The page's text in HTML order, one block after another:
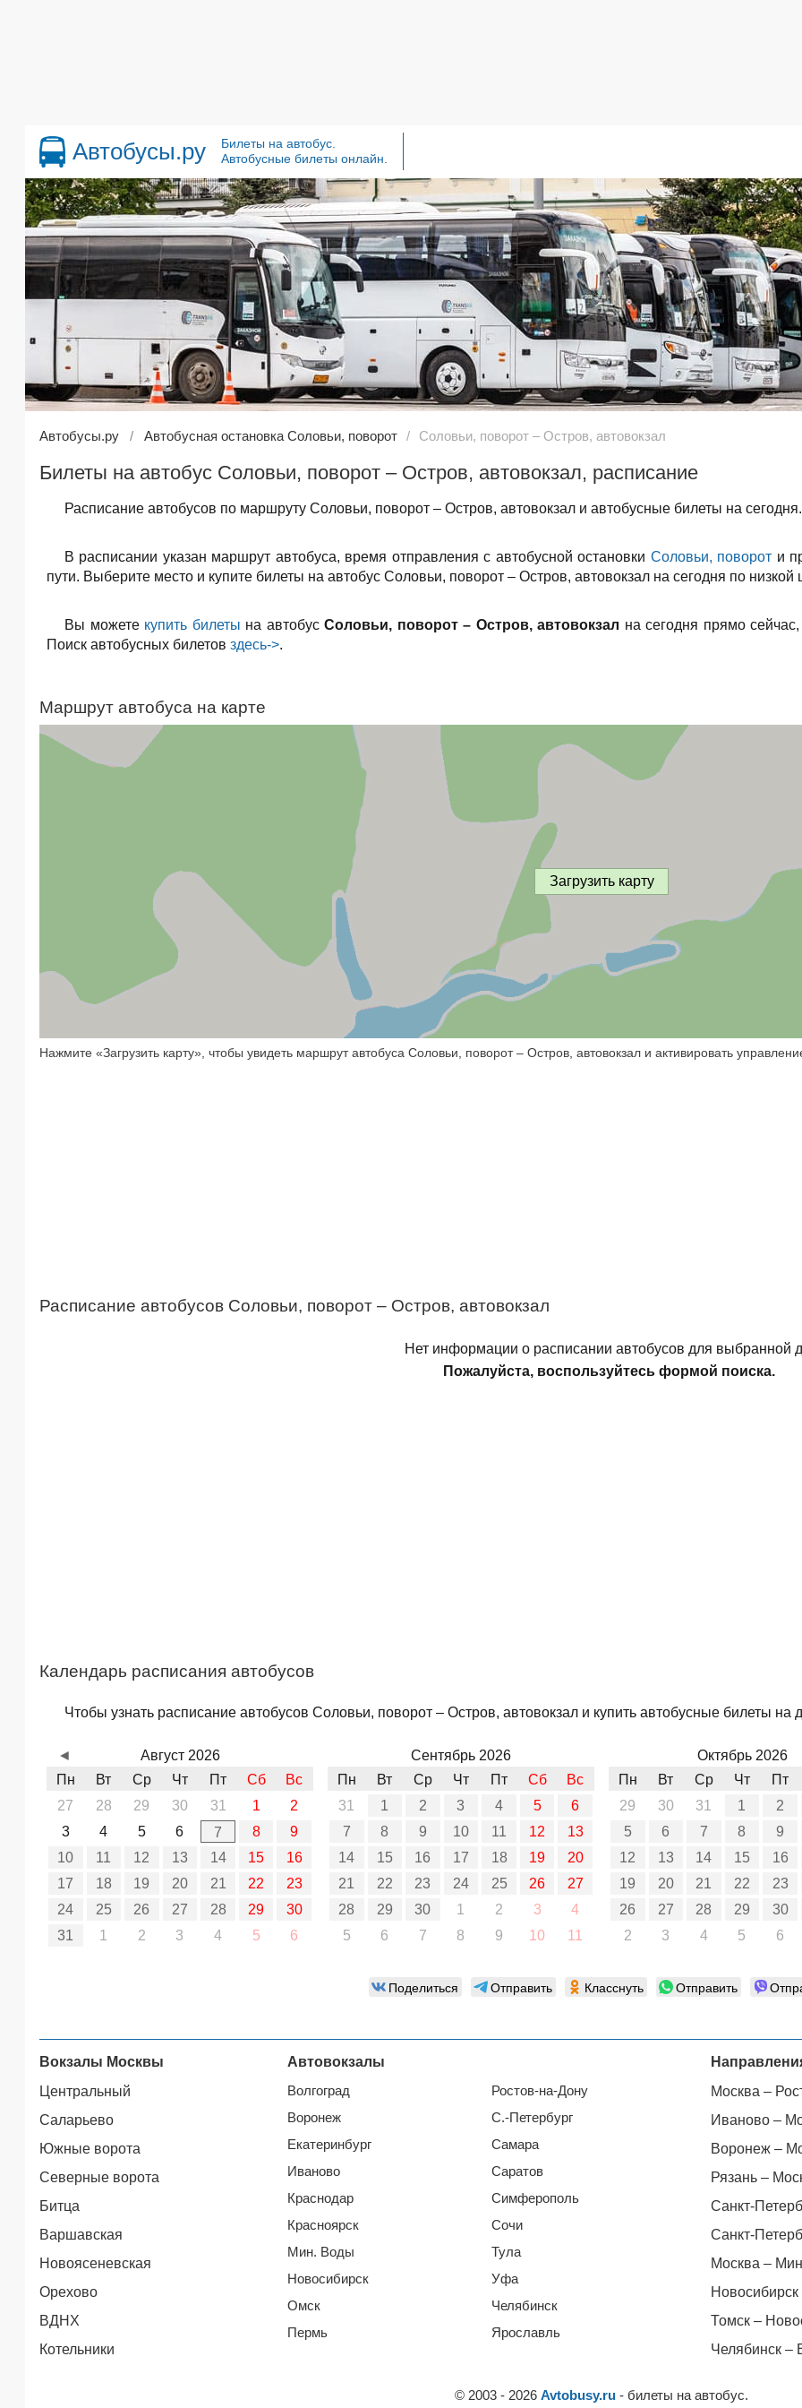
Автобусы.ру
Билеты на автобус.
Автобусные билеты онлайн.
Автобусы.ру Автобусная остановка Соловьи, поворот Соловьи, поворот – Остров, автовокзал
Билеты на автобус Соловьи, поворот – Остров, автовокзал, расписание
Расписание автобусов по маршруту Соловьи, поворот – Остров, автовокзал и автобусные билеты на сегодня.
В расписании указан маршрут автобуса, время отправления с автобусной остановки Соловьи, поворот и
пути. Выберите место и купите билеты на автобус Соловьи, поворот – Остров, автовокзал на сегодня по низкой
Вы можете купить билеты на автобус Соловьи, поворот – Остров, автовокзал на сегодня прямо
Поиск автобусных билетов здесь->.
Маршрут автобуса на карте
Загрузить карту
Нажмите «Загрузить карту», чтобы увидеть маршрут автобуса Соловьи, поворот – Остров, автовокзал и активировать
Расписание автобусов Соловьи, поворот – Остров, автовокзал
Нет информации о расписании автобусов для выбранной
Пожалуйста, воспользуйтесь формой поиска.
Календарь расписания автобусов
Чтобы узнать расписание автобусов Соловьи, поворот – Остров, автовокзал и купить автобусные билеты на
Август 2026
Пн
Вт Ср Чт Пт Сб
Вс
27
28 29 30 31 1
2
3
4 5 6 7 8
9
10
11 12 13 14 15
16
17
18 19 20 21 22
23
24
25 26 27 28 29
30
31
1 2 3 4 5 6
Сентябрь 2026
Пн
Вт Ср Чт Пт Сб
Вс
31
1 2 3 4 5
6
7
8 9 10 11 12
13
14
15 16 17 18 19
20
21
22 23 24 25 26
27
28
29 30 1 2 3
4
5
6 7 8 9 10 11
Октябрь 2026
Пн
Вт Ср Чт
Пт
29
30 31 1
2
5
6 7 8
9
12
13 14 15
16
19
20 21 22
23
26
27 28 29
30
2
3 4 5 6
◄
Поделиться Отправить Класснуть Отправить
Вокзалы Москвы
Центральный
Саларьево
Южные ворота
Северные ворота
Битца
Варшавская
Новоясеневская
Орехово
ВДНХ
Котельники
Автовокзалы
Волгоград
Воронеж
Екатеринбург
Иваново
Краснодар
Красноярск
Мин. Воды
Новосибирск
Омск
Пермь
Ростов-на-Дону
С.-Петербург
Самара
Саратов
Симферополь
Сочи
Тула
Уфа
Челябинск
Ярославль
Москва –
Иваново –
Воронеж –
Рязань –
Санкт-
Санкт-
Москва –
Томск –
Челябинск –
© 2003 - 2026 Avtobusy.ru - билеты на автобус.